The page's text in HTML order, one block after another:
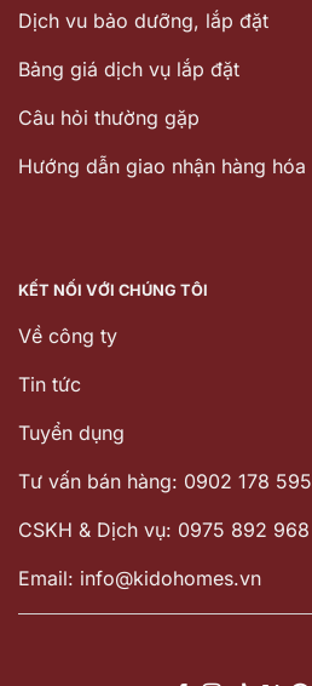
Dịch vu bảo dưỡng, lắp đặt
Bảng giá dịch vụ lắp đặt
Câu hỏi thường gặp
Hướng dẫn giao nhận hàng hóa
KẾT NỐI VỚI CHÚNG TÔI
Về công ty
Tin tức
Tuyển dụng
Tư vấn bán hàng: 0902 178 595
CSKH & Dịch vụ: 0975 892 968
Email: info@kidohomes.vn